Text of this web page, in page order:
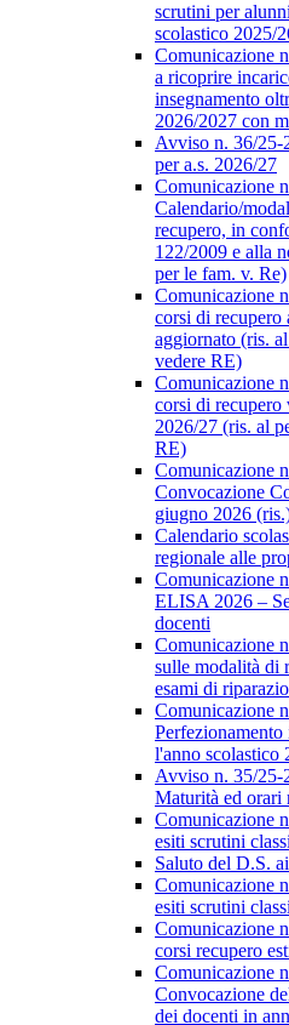
scrutini per
scolastico 2025/
Comunicazione
a ricoprire
insegnamento
2026/2027 con
Avviso n. 36/25-
per a.s. 2026/27
Comunicazione
Calendario/
recupero, in
122/2009 e alla
per le fam. v. Re)
Comunicazione
corsi di recupero
aggiornato (ris.
vedere RE)
Comunicazione
corsi di recupero
2026/27 (ris. al
RE)
Comunicazione
Convocazione
giugno 2026
Calendario
regionale alle
Comunicazione
ELISA 2026 –
docenti
Comunicazione
sulle modalità di
esami di
Comunicazione
l'anno scolastico
Avviso n. 35/25-
Maturità ed orari
Comunicazione
esiti scrutini
Saluto del D.S.
Comunicazione
esiti scrutini
Comunicazione
corsi recupero
Comunicazione
Convocazione
dei docenti in